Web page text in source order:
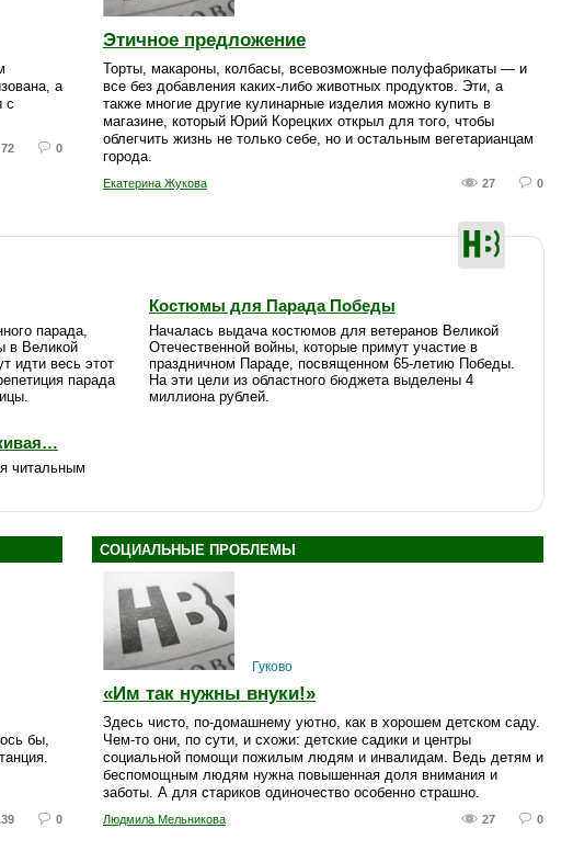
а
с
72 0
Этичное предложение
Торты, макароны, колбасы, всевозможные полуфабрикаты — и
все без добавления каких-либо животных продуктов. Эти, а
также многие другие кулинарные изделия можно купить в
магазине, который Юрий Корецких открыл для того, чтобы
облегчить жизнь не только себе, но и остальным вегетарианцам
города.
27 0
Екатерина Жукова
парада,
в Великой
идти весь этот
парада
читальным
Костюмы для Парада Победы
Началась выдача костюмов для ветеранов Великой
Отечественной войны, которые примут участие в
праздничном Параде, посвященном 65-летию Победы.
На эти цели из областного бюджета выделены 4
миллиона рублей.
бы,
0
СОЦИАЛЬНЫЕ ПРОБЛЕМЫ
Гуково
«Им так нужны внуки!»
Здесь чисто, по-домашнему уютно, как в хорошем детском саду.
Чем-то они, по сути, и схожи: детские садики и центры
социальной помощи пожилым людям и инвалидам. Ведь детям и
беспомощным людям нужна повышенная доля внимания и
заботы. А для стариков одиночество особенно страшно.
27 0
Людмила Мельникова